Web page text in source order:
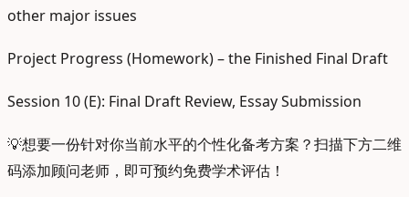
other major issues
Project Progress (Homework) – the Finished Final Draft
Session 10 (E): Final Draft Review, Essay Submission
💡想要一份针对你当前水平的个性化备考方案？扫描下方二维
码添加顾问老师，即可预约免费学术评估！